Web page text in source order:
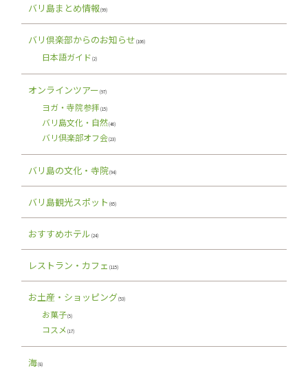
バリ島まとめ情報(99)
バリ倶楽部からのお知らせ (106)
日本語ガイド (2)
オンラインツアー (97)
ヨガ・寺院参拝 (15)
バリ島文化・自然(46)
バリ倶楽部オフ会(23)
バリ島の文化・寺院(94)
バリ島観光スポット (65)
おすすめホテル (24)
レストラン・カフェ (115)
お土産・ショッピング(53)
お菓子(5)
コスメ (17)
海(8)